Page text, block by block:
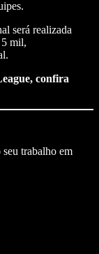
será realizada
5 mil,
confira
trabalho em